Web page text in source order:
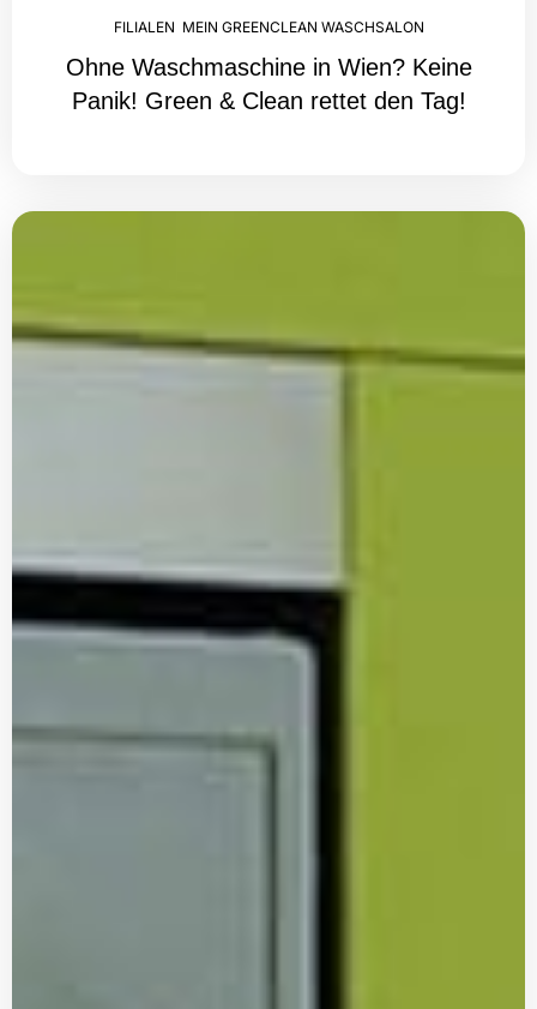
FILIALEN MEIN GREENCLEAN WASCHSALON
Ohne Waschmaschine in Wien? Keine
Panik! Green & Clean rettet den Tag!